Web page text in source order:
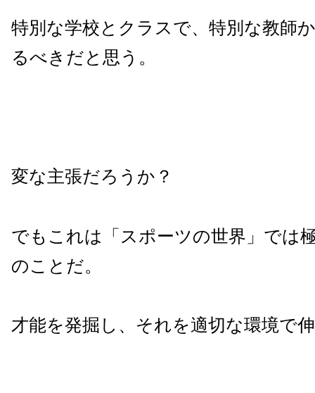
特別な学校とクラスで、特別な教師
るべきだと思う。
変な主張だろうか？
でもこれは「スポーツの世界」では
のことだ。
才能を発掘し、それを適切な環境で